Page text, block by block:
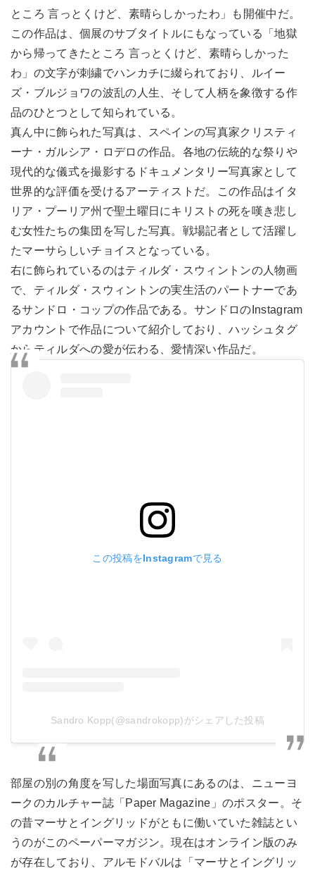
ところ 言っとくけど、素晴らしかったわ」も開催中だ。
この作品は、個展のサブタイトルにもなっている「地獄
から帰ってきたところ 言っとくけど、素晴らしかった
わ」の文字が刺繍でハンカチに綴られており、ルイー
ズ・ブルジョワの波乱の人生、そして人柄を象徴する作
品のひとつとして知られている。
真ん中に飾られた写真は、スペインの写真家クリスティ
ーナ・ガルシア・ロデロの作品。各地の伝統的な祭りや
現代的な儀式を撮影するドキュメンタリー写真家として
世界的な評価を受けるアーティストだ。この作品はイタ
リア・プーリア州で聖土曜日にキリストの死を嘆き悲し
む女性たちの集団を写した写真。戦場記者として活躍し
たマーサらしいチョイスとなっている。
右に飾られているのはティルダ・スウィントンの人物画
で、ティルダ・スウィントンの実生活のパートナーであ
るサンドロ・コップの作品である。サンドロのInstagram
アカウントで作品について紹介しており、ハッシュタグ
からティルダへの愛が伝わる、愛情深い作品だ。
この投稿をInstagramで見る
Sandro Kopp(@sandrokopp)がシェアした投稿
部屋の別の角度を写した場面写真にあるのは、ニューヨ
ークのカルチャー誌「Paper Magazine」のポスター。そ
の昔マーサとイングリッドがともに働いていた雑誌とい
うのがこのペーパーマガジン。現在はオンライン版のみ
が存在しており、アルモドバルは「マーサとイングリッ